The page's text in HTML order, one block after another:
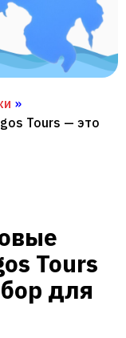
»
Tours — это
Tours
для